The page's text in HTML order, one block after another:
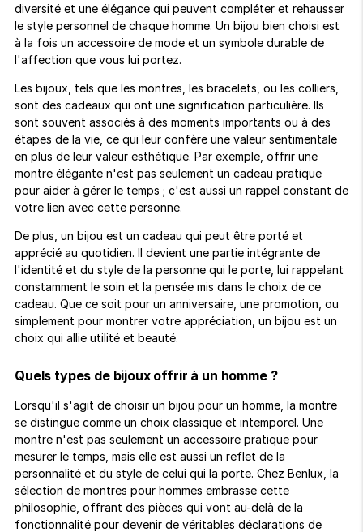
diversité et une élégance qui peuvent compléter et rehausser
le style personnel de chaque homme. Un bijou bien choisi est
à la fois un accessoire de mode et un symbole durable de
l'affection que vous lui portez.
Les bijoux, tels que les montres, les bracelets, ou les colliers,
sont des cadeaux qui ont une signification particulière. Ils
sont souvent associés à des moments importants ou à des
étapes de la vie, ce qui leur confère une valeur sentimentale
en plus de leur valeur esthétique. Par exemple, offrir une
montre élégante n'est pas seulement un cadeau pratique
pour aider à gérer le temps ; c'est aussi un rappel constant de
votre lien avec cette personne.
De plus, un bijou est un cadeau qui peut être porté et
apprécié au quotidien. Il devient une partie intégrante de
l'identité et du style de la personne qui le porte, lui rappelant
constamment le soin et la pensée mis dans le choix de ce
cadeau. Que ce soit pour un anniversaire, une promotion, ou
simplement pour montrer votre appréciation, un bijou est un
choix qui allie utilité et beauté.
Quels types de bijoux offrir à un homme ?
Lorsqu'il s'agit de choisir un bijou pour un homme, la montre
se distingue comme un choix classique et intemporel. Une
montre n'est pas seulement un accessoire pratique pour
mesurer le temps, mais elle est aussi un reflet de la
personnalité et du style de celui qui la porte. Chez Benlux, la
sélection de montres pour hommes embrasse cette
philosophie, offrant des pièces qui vont au-delà de la
fonctionnalité pour devenir de véritables déclarations de